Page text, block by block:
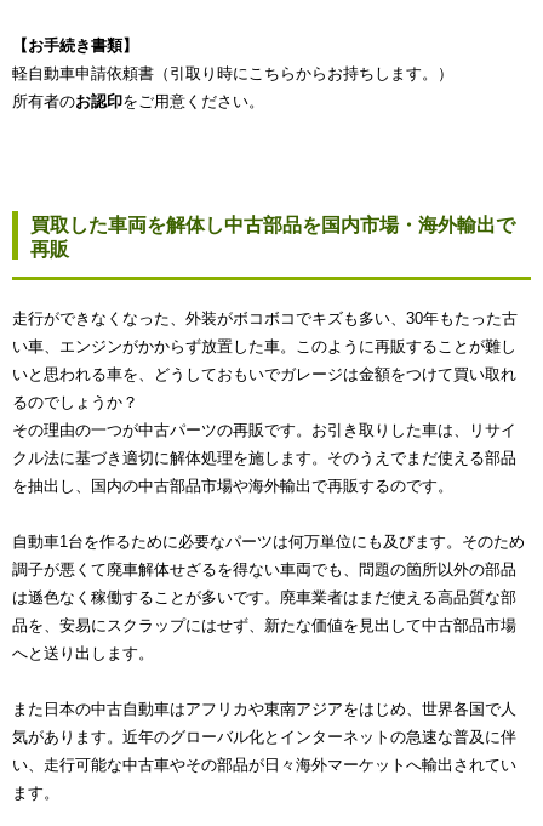
【お手続き書類】
軽自動車申請依頼書（引取り時にこちらからお持ちします。）
所有者のお認印をご用意ください。
買取した車両を解体し中古部品を国内市場・海外輸出で
再販
走行ができなくなった、外装がボコボコでキズも多い、30年もたった古
い車、エンジンがかからず放置した車。このように再販することが難し
いと思われる車を、どうしておもいでガレージは金額をつけて買い取れ
るのでしょうか？
その理由の一つが中古パーツの再販です。お引き取りした車は、リサイ
クル法に基づき適切に解体処理を施します。そのうえでまだ使える部品
を抽出し、国内の中古部品市場や海外輸出で再販するのです。
自動車1台を作るために必要なパーツは何万単位にも及びます。そのため
調子が悪くて廃車解体せざるを得ない車両でも、問題の箇所以外の部品
は遜色なく稼働することが多いです。廃車業者はまだ使える高品質な部
品を、安易にスクラップにはせず、新たな価値を見出して中古部品市場
へと送り出します。
また日本の中古自動車はアフリカや東南アジアをはじめ、世界各国で人
気があります。近年のグローバル化とインターネットの急速な普及に伴
い、走行可能な中古車やその部品が日々海外マーケットへ輸出されてい
ます。